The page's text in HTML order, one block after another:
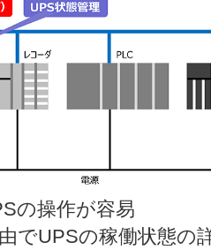
の操作が容易
でUPSの稼働状態の